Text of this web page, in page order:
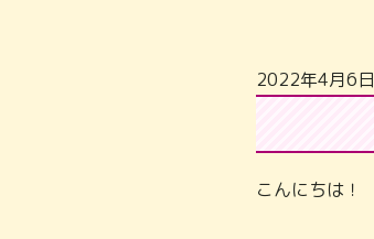
2022年4月6日
こんにちは！